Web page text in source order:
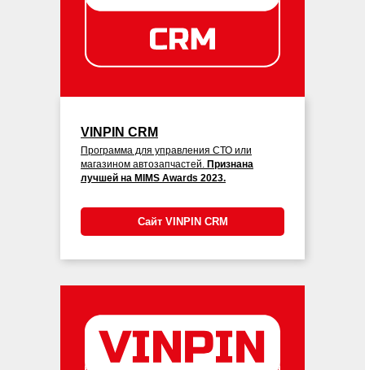
VINPIN CRM
Программа для управления СТО или
магазином автозапчастей. Признана
лучшей на MIMS Awards 2023.
Сайт VINPIN CRM